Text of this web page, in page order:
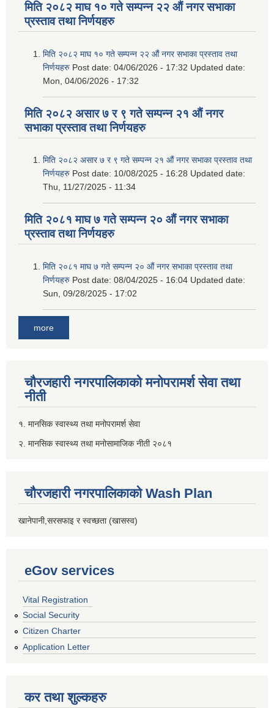
मिति २०८२ माघ १० गते सम्पन्न २२ औं नगर सभाका
प्रस्ताव तथा निर्णयहरु
मिति २०८२ माघ १० गते सम्पन्न २२ औं नगर सभाका प्रस्ताव तथा
निर्णयहरु Post date: 04/06/2026 - 17:32 Updated date:
Mon, 04/06/2026 - 17:32
मिति २०८२ असार ७ र ९ गते सम्पन्न २१ औं नगर
सभाका प्रस्ताव तथा निर्णयहरु
मिति २०८२ असार ७ र ९ गते सम्पन्न २१ औं नगर सभाका प्रस्ताव तथा
निर्णयहरु Post date: 10/08/2025 - 16:28 Updated date:
Thu, 11/27/2025 - 11:34
मिति २०८१ माघ ७ गते सम्पन्न २० औं नगर सभाका
प्रस्ताव तथा निर्णयहरु
मिति २०८१ माघ ७ गते सम्पन्न २० औं नगर सभाका प्रस्ताव तथा
निर्णयहरु Post date: 08/04/2025 - 16:04 Updated date:
Sun, 09/28/2025 - 17:02
more
चौरजहारी नगरपालिकाको मनोपरामर्श सेवा तथा
नीती
१. मानसिक स्वास्थ्य तथा मनोपरामर्श सेवा
२. मानसिक स्वास्थ्य तथा मनोसामाजिक नीती २०८१
चौरजहारी नगरपालिकाको Wash Plan
खानेपानी,सरसफाइ र स्वच्छता (खासस्व)
eGov services
Vital Registration
Social Security
Citizen Charter
Application Letter
कर तथा शुल्कहरु